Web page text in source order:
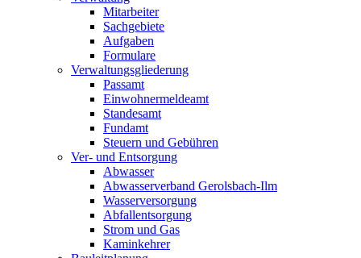
Mitarbeiter
Sachgebiete
Aufgaben
Formulare
Verwaltungsgliederung
Passamt
Einwohnermeldeamt
Standesamt
Fundamt
Steuern und Gebühren
Ver- und Entsorgung
Abwasser
Abwasserverband Gerolsbach-Ilm
Wasserversorgung
Abfallentsorgung
Strom und Gas
Kaminkehrer